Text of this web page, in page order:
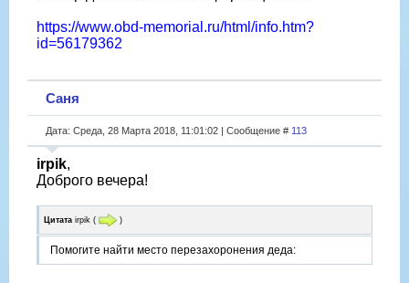
https://www.obd-memorial.ru/html/info.htm?
id=56179362
Саня
Дата: Среда, 28 Марта 2018, 11:01:02 | Сообщение # 113
irpik,
Доброго вечера!
Цитата irpik ( )
Помогите найти место перезахоронения деда: